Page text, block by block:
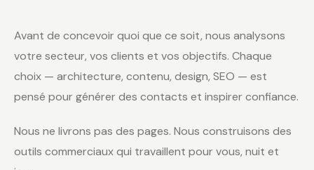
Avant de concevoir quoi que ce soit, nous analysons
votre secteur, vos clients et vos objectifs. Chaque
choix — architecture, contenu, design, SEO — est
pensé pour générer des contacts et inspirer confiance.
Nous ne livrons pas des pages. Nous construisons des
outils commerciaux qui travaillent pour vous, nuit et